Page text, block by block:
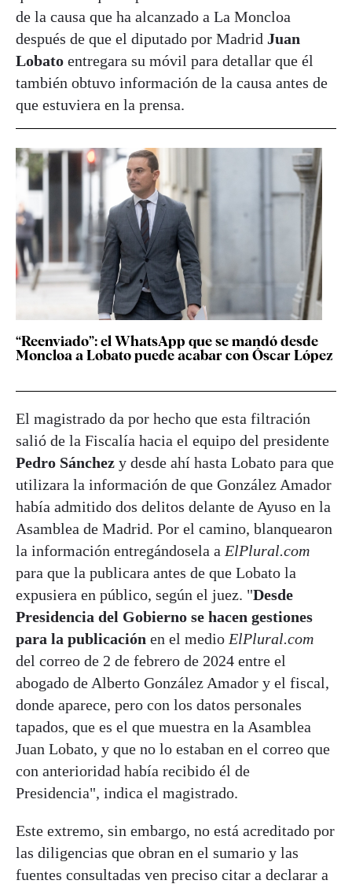
de la causa que ha alcanzado a La Moncloa
después de que el diputado por Madrid Juan
Lobato entregara su móvil para detallar que él
también obtuvo información de la causa antes de
que estuviera en la prensa.
“Reenviado”: el WhatsApp que se mandó desde
Moncloa a Lobato puede acabar con Óscar López
El magistrado da por hecho que esta filtración
salió de la Fiscalía hacia el equipo del presidente
Pedro Sánchez y desde ahí hasta Lobato para que
utilizara la información de que González Amador
había admitido dos delitos delante de Ayuso en la
Asamblea de Madrid. Por el camino, blanquearon
la información entregándosela a ElPlural.com
para que la publicara antes de que Lobato la
expusiera en público, según el juez. "Desde
Presidencia del Gobierno se hacen gestiones
para la publicación en el medio ElPlural.com
del correo de 2 de febrero de 2024 entre el
abogado de Alberto González Amador y el fiscal,
donde aparece, pero con los datos personales
tapados, que es el que muestra en la Asamblea
Juan Lobato, y que no lo estaban en el correo que
con anterioridad había recibido él de
Presidencia", indica el magistrado.
Este extremo, sin embargo, no está acreditado por
las diligencias que obran en el sumario y las
fuentes consultadas ven preciso citar a declarar a